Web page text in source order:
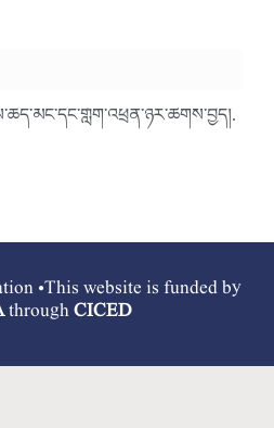
•This website is funded by
throughCICED